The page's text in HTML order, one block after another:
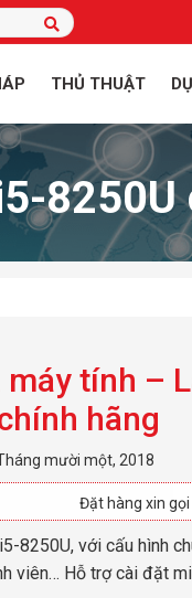
THỦ THUẬT
8250U
máy tính –
hãng
mười một, 2018
Đặt hàng xin gọi
8250U, với cấu hình
viên… Hỗ trợ cài đặt